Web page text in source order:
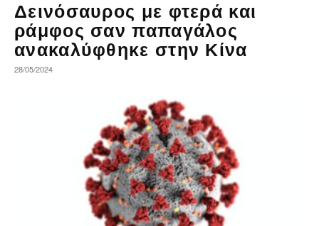
Δεινόσαυρος με φτερά και
ράμφος σαν παπαγάλος
ανακαλύφθηκε στην Κίνα
28/05/2024